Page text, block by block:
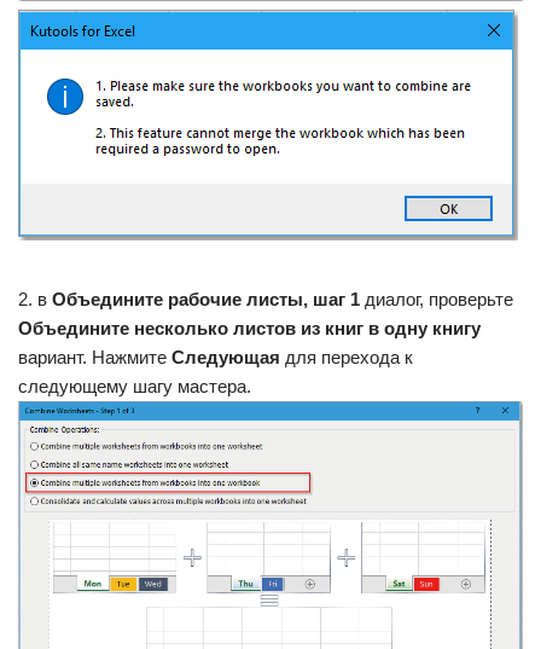
2. в Объедините рабочие листы, шаг 1 диалог, проверьте
Объедините несколько листов из книг в одну книгу
вариант. Нажмите Следующая для перехода к
следующему шагу мастера.